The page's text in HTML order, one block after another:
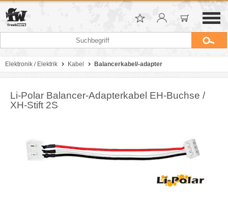
Elektronik / Elektrik Kabel Balancerkabel/-adapter
Li-Polar Balancer-Adapterkabel EH-Buchse /
XH-Stift 2S